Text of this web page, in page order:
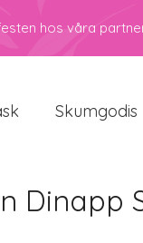
hos våra
Skumgodis
Dinapp